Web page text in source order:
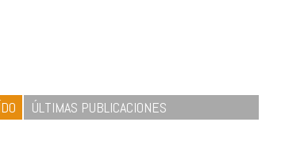
ÚLTIMAS PUBLICACIONES